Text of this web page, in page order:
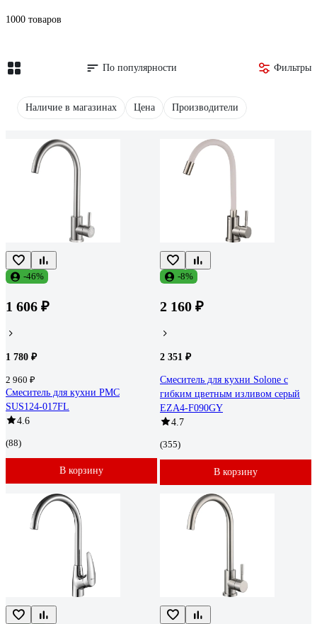
1000 товаров
По популярности Фильтры
Наличие в магазинах Цена Производители
-46%
1 606 ₽
1 780 ₽
2 960 ₽
Смеситель для кухни РМС
SUS124-017FL
4.6
(88)
В корзину
-8%
2 160 ₽
2 351 ₽
Смеситель для кухни Solone с
гибким цветным изливом серый
EZA4-F090GY
4.7
(355)
В корзину